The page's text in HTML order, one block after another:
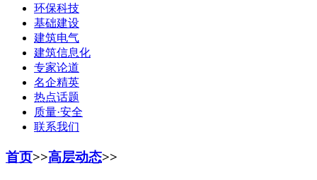
环保科技
基础建设
建筑电气
建筑信息化
专家论道
名企精英
热点话题
质量·安全
联系我们
首页>>高层动态>>